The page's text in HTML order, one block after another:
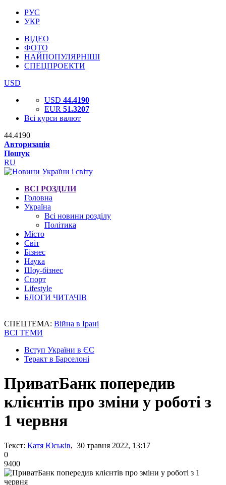
РУС
УКР
ВІДЕО
ФОТО
НАЙПОПУЛЯРНІШІ
СПЕЦПРОЕКТИ
USD
USD 44.4190
EUR 51.3207
Всі курси валют
44.4190
Авторизація
Пошук
RU
ВСІ РОЗДІЛИ
Головна
Україна
Всі новини розділу
Політика
Місто
Світ
Бізнес
Наука
Шоу-бізнес
Спорт
Lifestyle
БЛОГИ ЧИТАЧІВ
СПЕЦТЕМА: Війна в Ірані
ВСІ ТЕМИ
Вступ України в ЄС
Теракт в Барселоні
ПриватБанк попередив
клієнтів про зміни у роботі з
1 червня
Текст: Катя Юськів, 30 травня 2022, 13:17
0
9400